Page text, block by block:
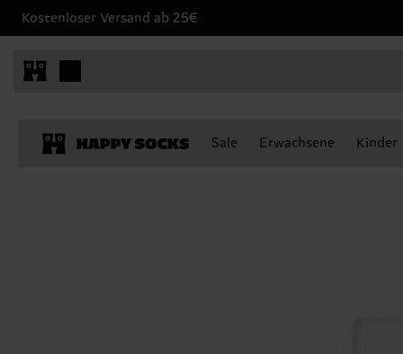
Kostenloser Versand ab 25€
Sale Erwachsene Kinder